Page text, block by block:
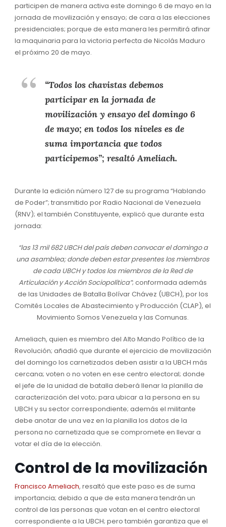
participen de manera activa este domingo 6 de mayo en la
jornada de movilización y ensayo; de cara a las elecciones
presidenciales; porque de esta manera les permitirá afinar
la maquinaria para la victoria perfecta de Nicolás Maduro
el próximo 20 de mayo.
“Todos los chavistas debemos
participar en la jornada de
movilización y ensayo del domingo 6
de mayo; en todos los niveles es de
suma importancia que todos
participemos”; resaltó Ameliach.
Durante la edición número 127 de su programa “Hablando
de Poder”; transmitido por Radio Nacional de Venezuela
(RNV); el también Constituyente, explicó que durante esta
jornada:
“las 13 mil 682 UBCH del país deben convocar el domingo a
una asamblea; donde deben estar presentes los miembros
de cada UBCH y todos los miembros de la Red de
Articulación y Acción Sociopolítica”; conformada además
de las Unidades de Batalla Bolívar Chávez (UBCH), por los
Comités Locales de Abastecimiento y Producción (CLAP), el
Movimiento Somos Venezuela y las Comunas.
Ameliach, quien es miembro del Alto Mando Político de la
Revolución; añadió que durante el ejercicio de movilización
del domingo los carnetizados deben asistir a la UBCH más
cercana; voten o no voten en ese centro electoral; donde
el jefe de la unidad de batalla deberá llenar la planilla de
caracterización del voto; para ubicar a la persona en su
UBCH y su sector correspondiente; además el militante
debe anotar de una vez en la planilla los datos de la
persona no carnetizada que se compromete en llevar a
votar el día de la elección.
Control de la movilización
Francisco Ameliach, resaltó que este paso es de suma
importancia; debido a que de esta manera tendrán un
control de las personas que votan en el centro electoral
correspondiente a la UBCH; pero también garantiza que el